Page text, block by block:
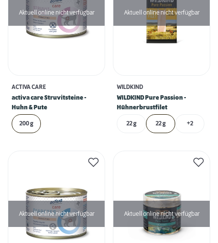
Aktuell online nicht verfügbar
ACTIVA CARE
activa care Struvitsteine -
Huhn & Pute
200 g
Aktuell online nicht verfügbar
WILDKIND
WILDKIND Pure Passion -
Hühnerbrustfilet
22 g 22 g +2
Aktuell online nicht verfügbar Aktuell online nicht verfügbar